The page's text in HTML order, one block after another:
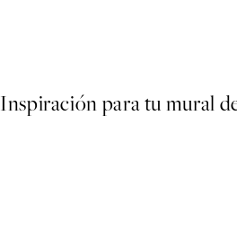
Inspiración para tu mural